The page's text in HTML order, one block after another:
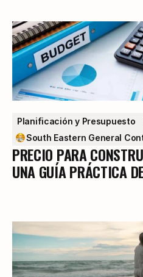
Planificación y Presupuesto
South Eastern General
PRECIO PARA
UNA GUÍA PRÁCTICA